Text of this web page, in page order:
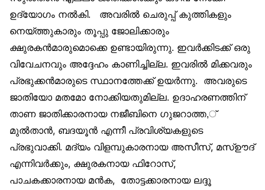
ഉദ്യോഗം നല്‍കി. അവരില്‍ ചെരുപ്പ് കുത്തികളും
നെയ്ത്തുകാരും തൂപ്പു ജോലിക്കാരും
ക്ഷുരകന്‍മാരുമൊക്കെ ഉണ്ടായിരുന്നു. ഇവര്‍ക്കിടക്ക് ഒരു
വിവേചനവും അദ്ദേഹം കാണിച്ചില്ല. ഇവരില്‍ മിക്കവരും
പ്രഭുക്കന്‍മാരുടെ സ്ഥാനത്തേക്ക് ഉയര്‍ന്നു. അവരുടെ
ജാതിയോ മതമോ നോക്കിയതുമില്ല. ഉദാഹരണത്തിന്
താണ ജാതിക്കാരനായ നജീബിനെ ഗുജറാത്ത,്
മുല്‍താന്‍, ബദയൂന്‍ എന്നീ പ്രവിശ്യകളുടെ
പ്രഭുവാക്കി. മദ്യം വിളമ്പുകാരനായ അസീസ്, മസ്ഊദ്
എന്നിവര്‍ക്കും, ക്ഷുരകനായ ഫിറോസ്,
പാചകക്കാരനായ മന്‍ക, തോട്ടക്കാരനായ ലദ്ദൂ